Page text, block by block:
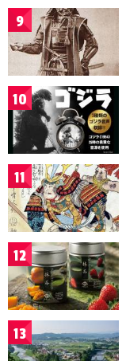
9
10
11
12
13